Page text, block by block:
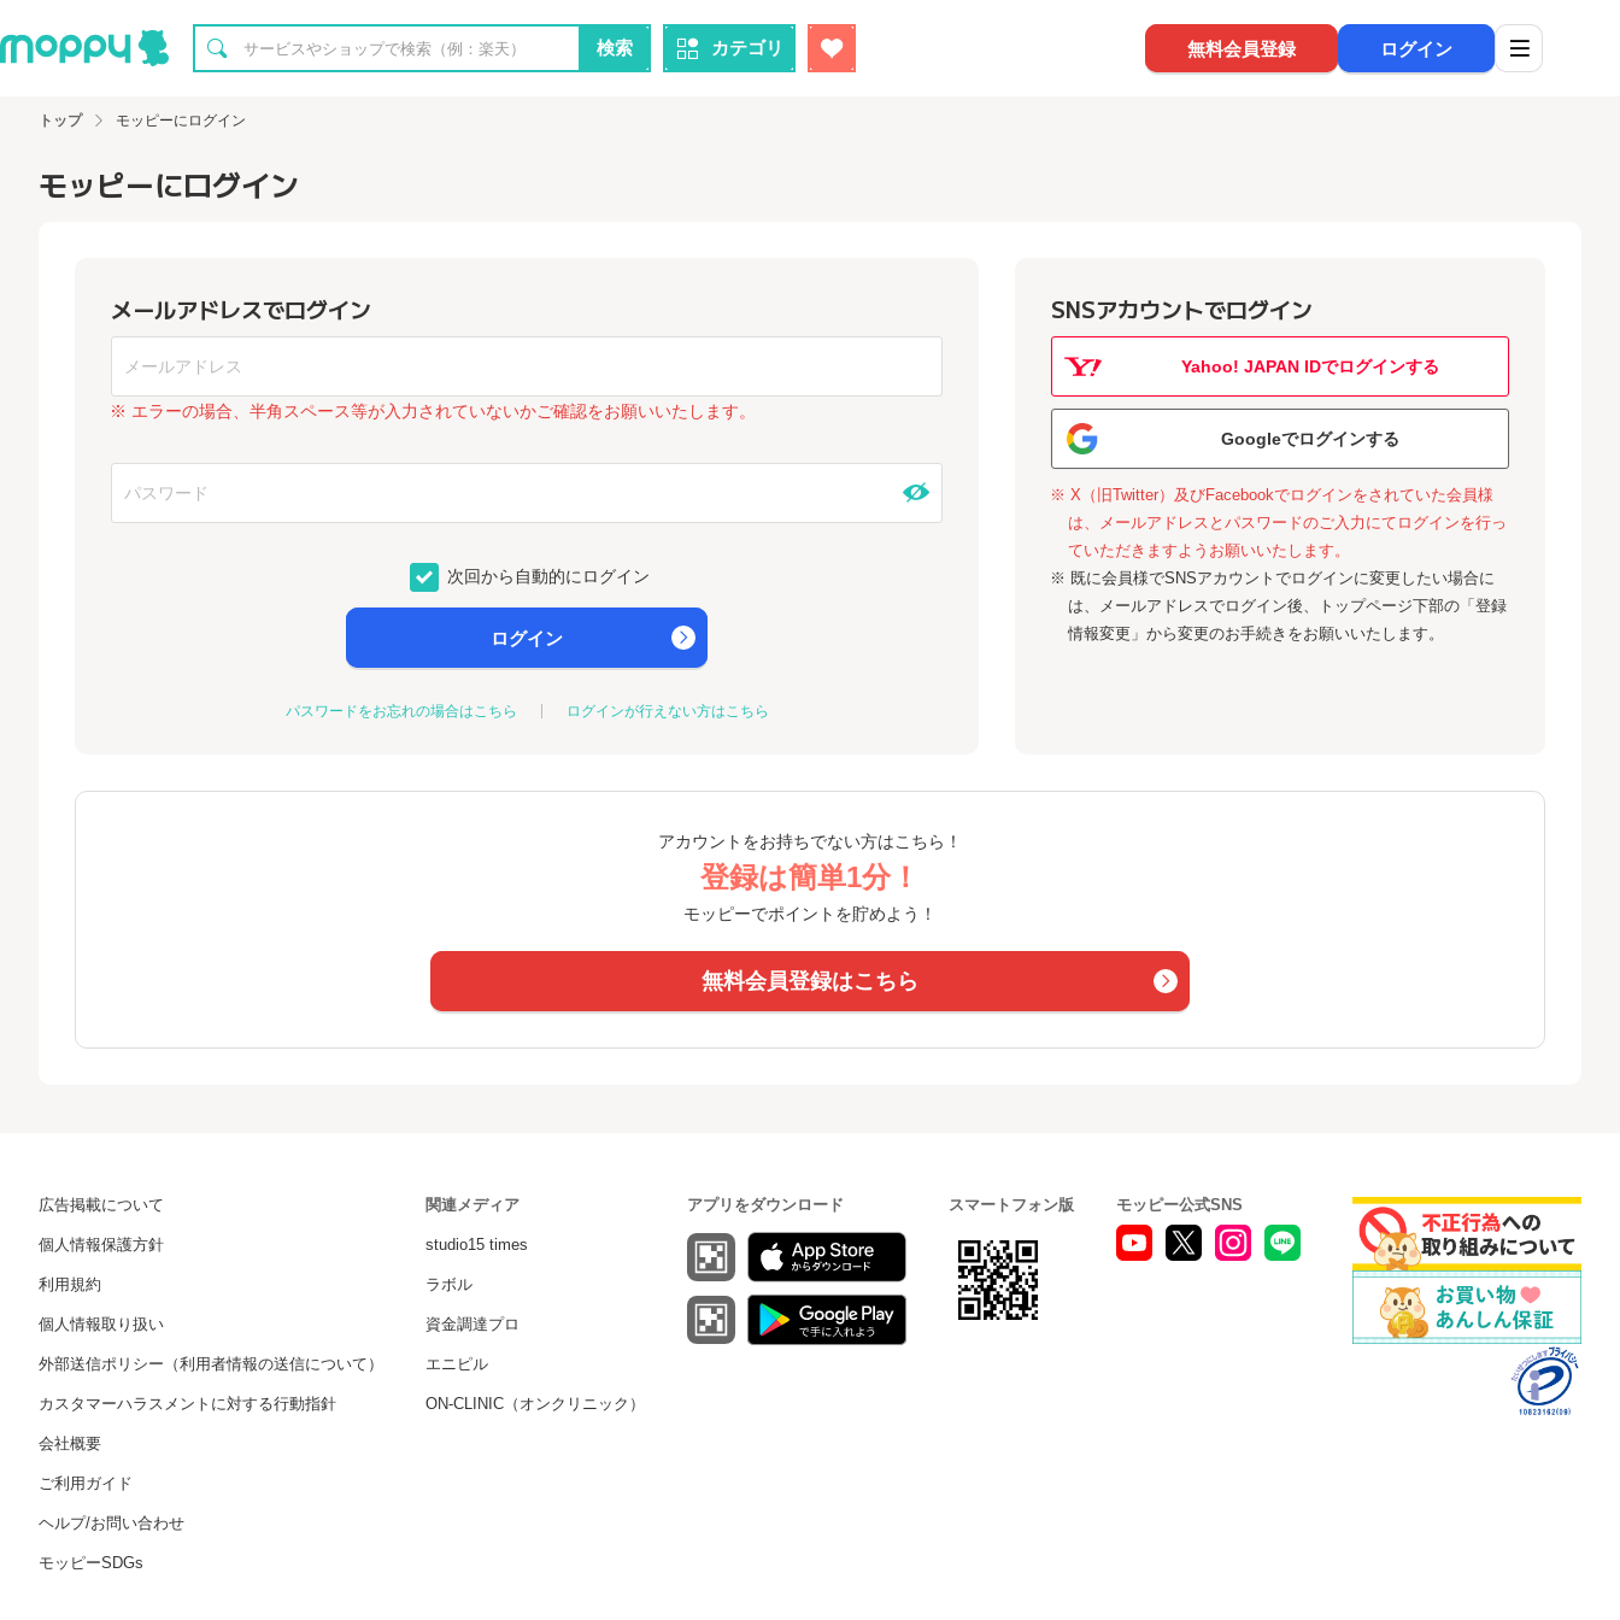
検索 カテゴリ 無料会員登録 ログイン
トップ モッピーにログイン
モッピーにログイン
メールアドレスでログイン
※ エラーの場合、半角スペース等が入力されていないかご確認をお願いいたします。
次回から自動的にログイン
ログイン
パスワードをお忘れの場合はこちら ログインが行えない方はこちら
SNSアカウントでログイン
Yahoo! JAPAN IDでログインする
Googleでログインする
※ X（旧Twitter）及びFacebookでログインをされていた会員様
は、メールアドレスとパスワードのご入力にてログインを行っ
ていただきますようお願いいたします。
※ 既に会員様でSNSアカウントでログインに変更したい場合に
は、メールアドレスでログイン後、トップページ下部の「登録
情報変更」から変更のお手続きをお願いいたします。
アカウントをお持ちでない方はこちら！
登録は簡単1分！
モッピーでポイントを貯めよう！
無料会員登録はこちら
広告掲載について
個人情報保護方針
利用規約
個人情報取り扱い
外部送信ポリシー（利用者情報の送信について）
カスタマーハラスメントに対する行動指針
会社概要
ご利用ガイド
ヘルプ/お問い合わせ
モッピーSDGs
関連メディア
studio15 times
ラボル
資金調達プロ
エニピル
ON-CLINIC（オンクリニック）
アプリをダウンロード スマートフォン版 モッピー公式SNS